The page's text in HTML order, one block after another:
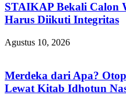
STAIKAP Bekali Calon
Harus Diikuti Integritas
Agustus 10, 2026
Merdeka dari Apa?
Lewat Kitab Idhotun